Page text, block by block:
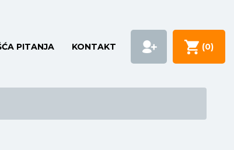
PITANJA KONTAKT (0)